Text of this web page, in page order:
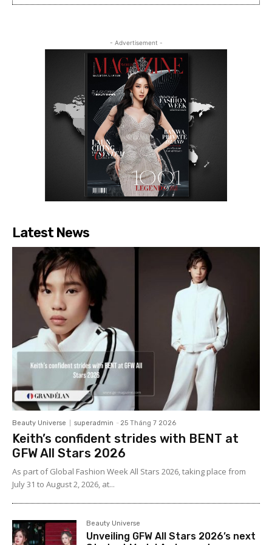
- Advertisement -
Latest News
Beauty Universe superadmin - 25 Tháng 7 2026
Keith’s confident strides with BENT at
GFW All Stars 2026
As part of Global Fashion Week All Stars 2026, taking place from
July 31 to August 2, 2026, at...
Beauty Universe
Unveiling GFW All Stars 2026’s next